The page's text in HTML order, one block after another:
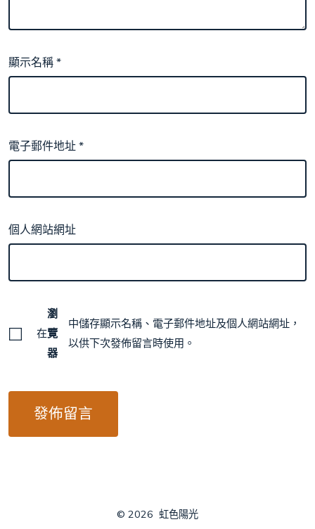
顯示名稱*
電子郵件地址*
個人網站網址
在
瀏
覽
器
中儲存顯示名稱、電子郵件地址及個人網站網址，
以供下次發佈留言時使用。
© 2026 虹色陽光